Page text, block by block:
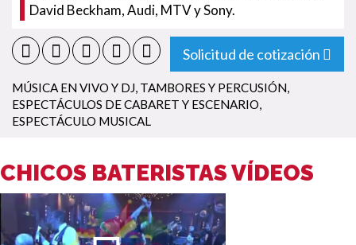
David Beckham, Audi, MTV y Sony.
Solicitud de cotización
MÚSICA EN VIVO Y DJ, TAMBORES Y PERCUSIÓN,
ESPECTÁCULOS DE CABARET Y ESCENARIO,
ESPECTÁCULO MUSICAL
CHICOS BATERISTAS VÍDEOS